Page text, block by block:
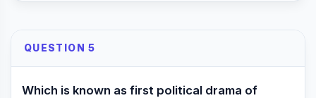
QUESTION 5
Which is known as first political drama of